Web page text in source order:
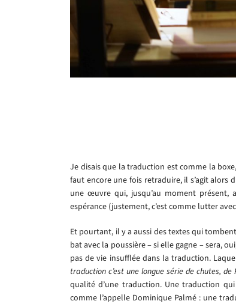
Je disais que la traduction est comme la
faut encore une fois retraduire, il s’agit alors
une œuvre qui, jusqu’au moment présent,
espérance (justement, c’est comme lutter
Et pourtant, il y a aussi des textes qui
bat avec la poussière – si elle gagne – sera,
pas de vie insufflée dans la traduction.
traduction c’est une longue série de chutes, de
qualité d’une traduction. Une traduction
comme l’appelle Dominique Palmé : une